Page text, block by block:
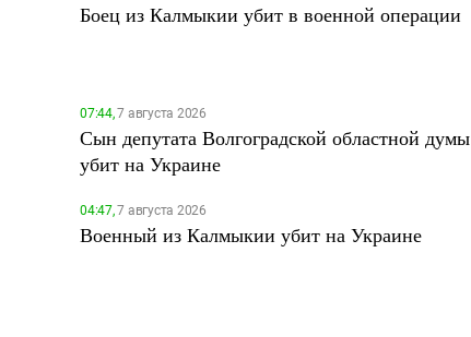
Боец из Калмыкии убит в военной операции
07:44,7 августа 2026
Сын депутата Волгоградской областной думы
убит на Украине
04:47,7 августа 2026
Военный из Калмыкии убит на Украине